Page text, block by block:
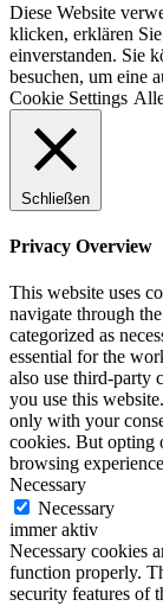
Diese Website
klicken, erklären
einverstanden. Sie
besuchen, um eine
Cookie Settings
Schließen
Privacy Overview
This website uses
navigate through
categorized as
essential for the
also use third-party
you use this
only with your
cookies. But opting
browsing
Necessary
Necessary
immer aktiv
Necessary cookies
function properly.
security features of